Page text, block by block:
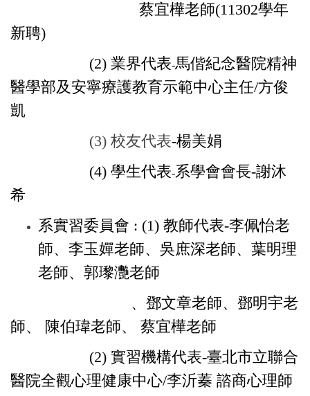
蔡宜樺老師(11302學年
新聘)
(2) 業界代表-馬偕紀念醫院精神
醫學部及安寧療護教育示範中心主任/方俊
凱
(3) 校友代表-楊美娟
(4) 學生代表-系學會會長-謝沐
希
系實習委員會 : (1) 教師代表-李佩怡老
師、李玉嬋老師、吳庶深老師、 葉明理
老師、 郭瓈灧老師
、鄧文章老師、鄧明宇老
師、
陳伯瑋老師、
蔡宜樺老師
(2) 實習機構代表-臺北市立聯合
醫院全觀心理健康中心/李沂蓁 諮商心理師